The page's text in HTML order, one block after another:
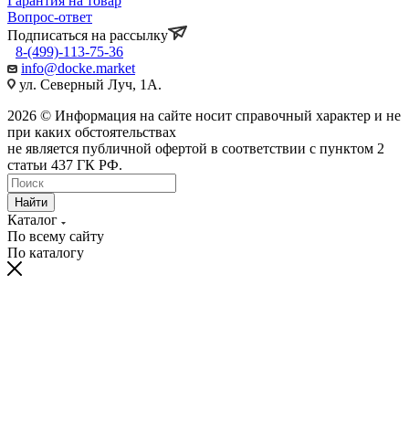
Вопрос-ответ
Подписаться на рассылку
8-(499)-113-75-36
info@docke.market
ул. Северный Луч, 1А.
2026 © Информация на сайте носит справочный характер и не
при каких обстоятельствах
не является публичной офертой в соответствии с пунктом 2
статьи 437 ГК РФ.
Найти
Каталог
По всему сайту
По каталогу